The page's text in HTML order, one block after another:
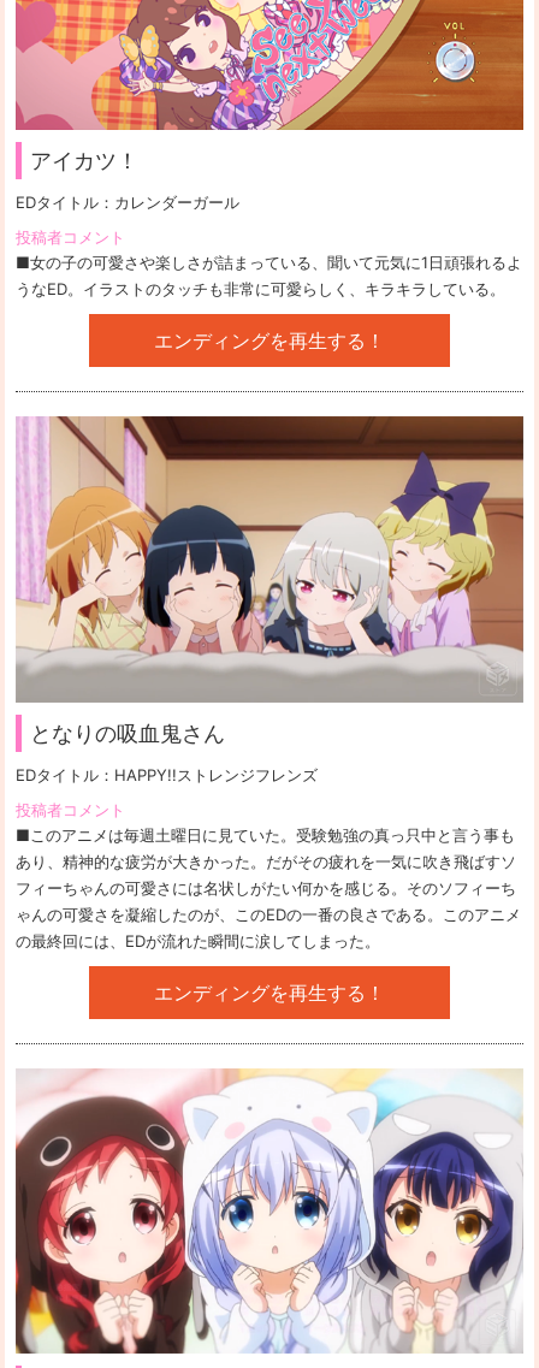
アイカツ！
EDタイトル： カレンダーガール
投稿者コメント
■女の子の可愛さや楽しさが詰まっている、聞いて元気に1日頑張れるよ
うなED。イラストのタッチも非常に可愛らしく、キラキラしている。
エンディングを再生する！
となりの吸血鬼さん
EDタイトル： HAPPY!!ストレンジフレンズ
投稿者コメント
■このアニメは毎週土曜日に見ていた。受験勉強の真っ只中と言う事も
あり、精神的な疲労が大きかった。だがその疲れを一気に吹き飛ばすソ
フィーちゃんの可愛さには名状しがたい何かを感じる。そのソフィーち
ゃんの可愛さを凝縮したのが、このEDの一番の良さである。このアニメ
の最終回には、EDが流れた瞬間に涙してしまった。
エンディングを再生する！